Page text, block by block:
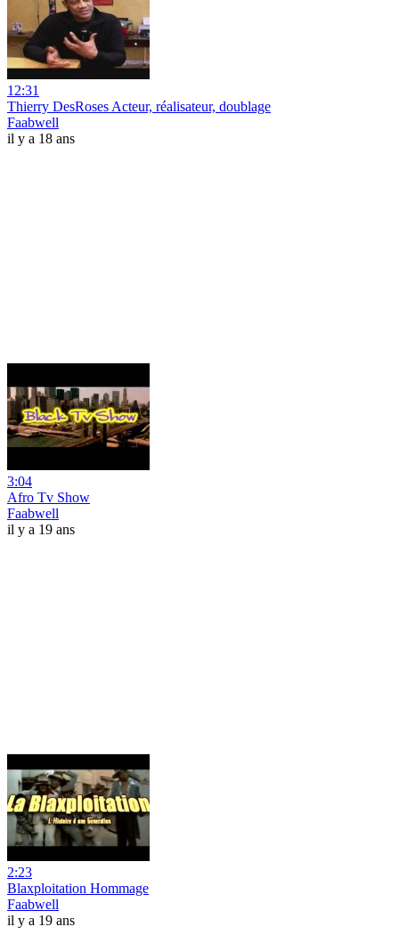
12:31
Thierry DesRoses Acteur, réalisateur, doublage
Faabwell
il y a 18 ans
3:04
Afro Tv Show
Faabwell
il y a 19 ans
2:23
Blaxploitation Hommage
Faabwell
il y a 19 ans